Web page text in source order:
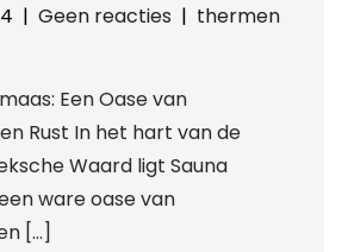
| Geen reacties | thermen
Een Oase van
Rust In het hart van de
Waard ligt Sauna
ware oase van
[…]